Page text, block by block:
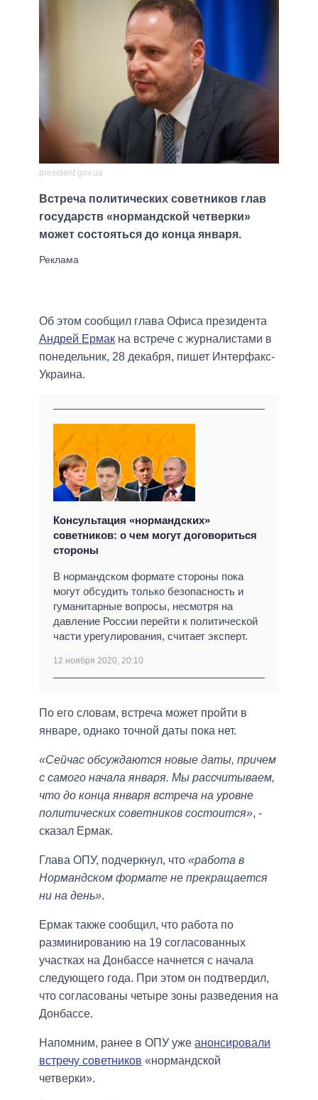
president.gov.ua
Встреча политических советников глав
государств «нормандской четверки»
может состояться до конца января.
Об этом сообщил глава Офиса президента
Андрей Ермак на встрече с журналистами в
понедельник, 28 декабря, пишет Интерфакс-
Украина.
Консультация «нормандских»
советников: о чем могут договориться
стороны
В нормандском формате стороны пока
могут обсудить только безопасность и
гуманитарные вопросы, несмотря на
давление России перейти к политической
части урегулирования, считает эксперт.
12 ноября 2020, 20:10
По его словам, встреча может пройти в
январе, однако точной даты пока нет.
«Сейчас обсуждаются новые даты, причем
с самого начала января. Мы рассчитываем,
что до конца января встреча на уровне
политических советников состоится», -
сказал Ермак.
Глава ОПУ, подчеркнул, что «работа в
Нормандском формате не прекращается
ни на день».
Ермак также сообщил, что работа по
разминированию на 19 согласованных
участках на Донбассе начнется с начала
следующего года. При этом он подтвердил,
что согласованы четыре зоны разведения на
Донбассе.
Напомним, ранее в ОПУ уже анонсировали
встречу советников «нормандской
четверки».